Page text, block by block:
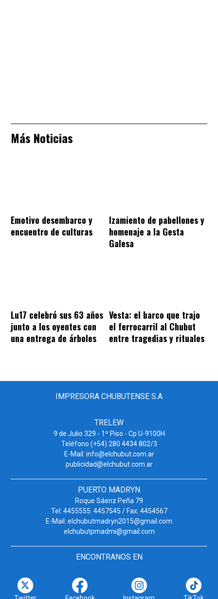
Más Noticias
Emotivo desembarco y
encuentro de culturas
Izamiento de pabellones y
homenaje a la Gesta
Galesa
Lu17 celebró sus 63 años
junto a los oyentes con
una entrega de árboles
Vesta: el barco que trajo
el ferrocarril al Chubut
entre tragedias y rituales
IMPRESORA CHUBUTENSE S.A
TRELEW
9 de Julio 329 - 1º Piso - Cp U-9100H
Teléfono (+54) 280 4434 802/3
E-Mail: info@elchubut.com.ar
publicidad@elchubut.com.ar
PUERTO MADRYN
Roque Sáenz Peña 79
Tel: 4455555. 4457545 / Fax: 4454567
E-Mail: elchubutmadryn2015@gmail.com
elchubutpmadmi@gmail.com
ENCONTRANOS EN